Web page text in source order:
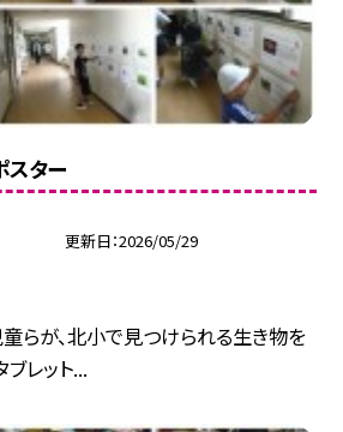
スター
更新日 2026/05/29
らが、北小で見つけられる生き物を
レット...